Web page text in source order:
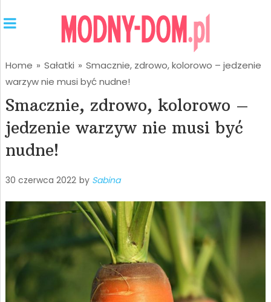
Home » Sałatki » Smacznie, zdrowo, kolorowo – jedzenie
warzyw nie musi być nudne!
Smacznie, zdrowo, kolorowo –
jedzenie warzyw nie musi być
nudne!
30 czerwca 2022 by Sabina